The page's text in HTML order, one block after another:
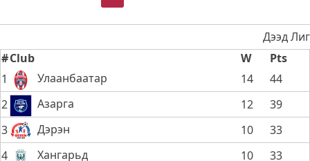
болно
Дээд Лиг
#Club W
Pts
1
Улаанбаатар 14
44
2
Азарга 12
39
3
Дэрэн 10
33
4
Хангарьд 10
33